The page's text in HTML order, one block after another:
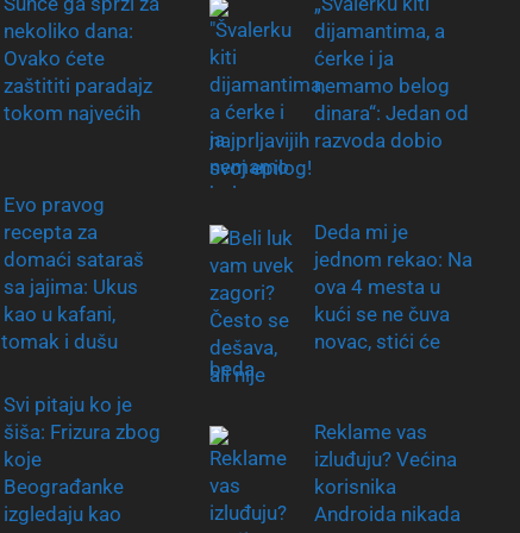
nekoliko dana:
Ovako ćete
zaštititi paradajz
tokom najvećih
Evo pravog
recepta za
domaći sataraš
sa jajima: Ukus
kao u kafani,
i dušu
Svi pitaju ko je
šiša: Frizura zbog
koje
Beograđanke
izgledaju kao
dijamantima, a
ćerke i ja
nemamo belog
dinara“: Jedan od
najprljavijih razvoda dobio
svoj epilog!
Deda mi je
jednom rekao: Na
ova 4 mesta u
kući se ne čuva
novac, stići će
beda
Reklame vas
izluđuju? Većina
korisnika
Androida nikada